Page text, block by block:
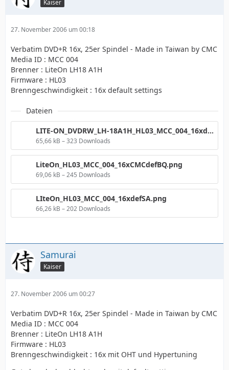
Kaiser
27. November 2006 um 00:18
Verbatim DVD+R 16x, 25er Spindel - Made in Taiwan by CMC
Media ID : MCC 004
Brenner : LiteOn LH18 A1H
Firmware : HL03
Brenngeschwindigkeit : 16x default settings
Dateien
LITE-ON_DVDRW_LH-18A1H_HL03_MCC_004_16xdef..png
65,66 kB – 323 Downloads
LiteOn_HL03_MCC_004_16xCMCdefBQ.png
69,06 kB – 245 Downloads
LIteOn_HL03_MCC_004_16xdefSA.png
66,26 kB – 202 Downloads
Samurai
Kaiser
27. November 2006 um 00:27
Verbatim DVD+R 16x, 25er Spindel - Made in Taiwan by CMC
Media ID : MCC 004
Brenner : LiteOn LH18 A1H
Firmware : HL03
Brenngeschwindigkeit : 16x mit OHT und Hypertuning